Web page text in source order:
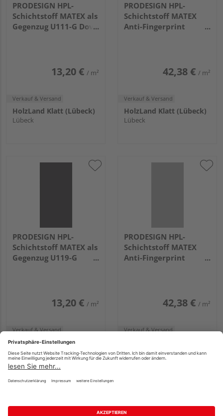
PRODESIGN HPL-
Schichtstoff MATEX als
Gegenzug U111-G Dove
13,20 € / m²
Verkauf & Versand
HolzLand Klatt (Lübeck)
Lübeck
PRODESIGN HPL-
Schichtstoff MATEX
Anti-Fingerprint
42,38 € / m²
Verkauf & Versand
HolzLand Klatt (Lübeck)
Lübeck
PRODESIGN HPL-
Schichtstoff MATEX als
Gegenzug U119-G
13,20 € / m²
Verkauf & Versand
HolzLand Klatt (Lübeck)
Lübeck
PRODESIGN HPL-
Schichtstoff MATEX
Anti-Fingerprint
42,38 € / m²
Verkauf & Versand
Lübeck